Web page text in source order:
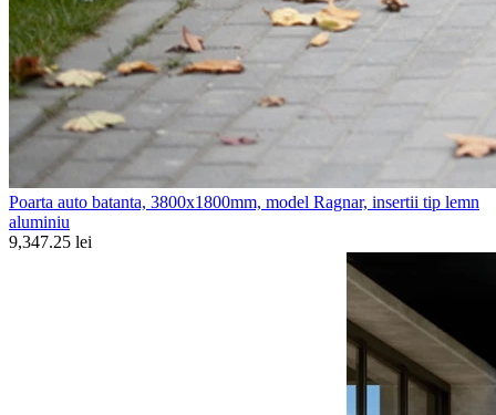
Poarta auto batanta, 3800x1800mm, model Ragnar, insertii tip lemn
aluminiu
9,347.25 lei